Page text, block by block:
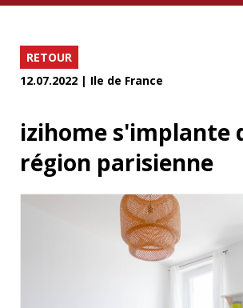
RETOUR
12.07.2022 | Ile de France
izihome s'implante
région parisienne